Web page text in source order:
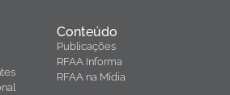
Conteúdo
Publicações
RFAA Informa
RFAA na Mídia